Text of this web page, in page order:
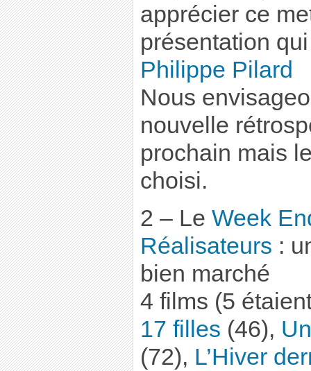
apprécier ce
présentation
Philippe Pilard
Nous
nouvelle
prochain mais
choisi.
2 – Le Week
Réalisateurs :
bien marché
4 films (5
17 filles (46),
(72), L’Hiver